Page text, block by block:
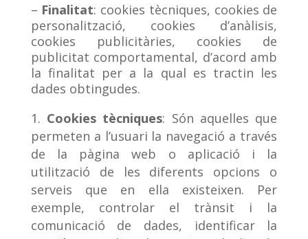
– Finalitat: cookies tècniques, cookies de
personalització, cookies d’anàlisis,
cookies publicitàries, cookies de
publicitat comportamental, d’acord amb
la finalitat per a la qual es tractin les
dades obtingudes.
Cookies tècniques: Són aquelles que
permeten a l’usuari la navegació a través
de la pàgina web o aplicació i la
utilització de les diferents opcions o
serveis que en ella existeixen. Per
exemple, controlar el trànsit i la
comunicació de dades, identificar la